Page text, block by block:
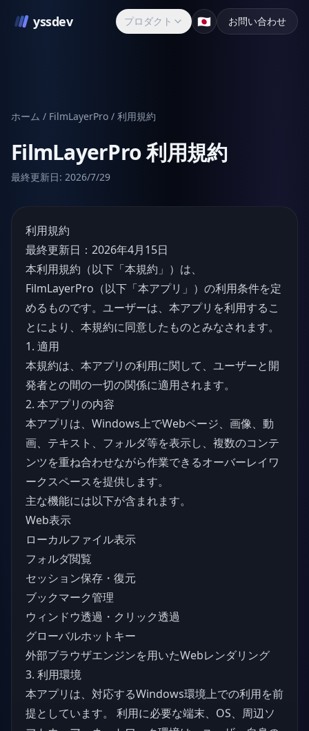
yssdev プロダクト 🇯🇵 お問い合わせ
ホーム / FilmLayerPro / 利用規約
FilmLayerPro利用規約
最終更新日: 2026/7/29
利用規約
最終更新日：2026年4月15日
本利用規約（以下「本規約」）は、
FilmLayerPro（以下「本アプリ」）の利用条件を定
めるものです。ユーザーは、本アプリを利用するこ
とにより、本規約に同意したものとみなされます。
1. 適用
本規約は、本アプリの利用に関して、ユーザーと開
発者との間の一切の関係に適用されます。
2. 本アプリの内容
本アプリは、Windows上でWebページ、画像、動
画、テキスト、フォルダ等を表示し、複数のコンテ
ンツを重ね合わせながら作業できるオーバーレイワ
ークスペースを提供します。
主な機能には以下が含まれます。
Web表示
ローカルファイル表示
フォルダ閲覧
セッション保存・復元
ブックマーク管理
ウィンドウ透過・クリック透過
グローバルホットキー
外部ブラウザエンジンを用いたWebレンダリング
3. 利用環境
本アプリは、対応するWindows環境上での利用を前
提としています。 利用に必要な端末、OS、周辺ソ